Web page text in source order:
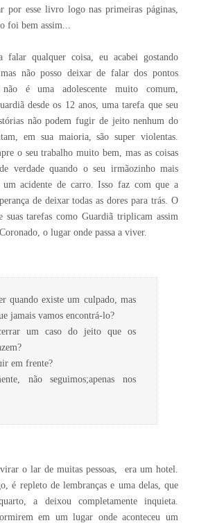
por esse livro logo nas primeiras páginas,
foi bem assim...
falar qualquer coisa, eu acabei gostando
não posso deixar de falar dos pontos
é uma adolescente muito comum,
desde os 12 anos, uma tarefa que seu
não podem fugir de jeito nenhum do
em sua maioria, são super violentas.
o seu trabalho muito bem, mas as coisas
verdade quando o seu irmãozinho mais
acidente de carro. Isso faz com que a
de deixar todas as dores para trás. O
suas tarefas como Guardiã triplicam assim
o lugar onde passa a viver.
quando existe um culpado, mas
jamais vamos encontrá-lo?
um caso do jeito que os
em frente?
não seguimos;apenas nos
o lar de muitas pessoas, era um hotel.
é repleto de lembranças e uma delas, que
a deixou completamente inquieta.
em um lugar onde aconteceu um